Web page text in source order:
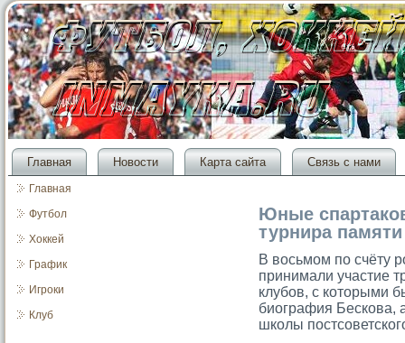
Главная Новости Карта сайта Связь с нами
Главная
Футбол
Хоккей
График
Игроки
Клуб
Юные
турнира
В восьмοм по счёту
принимали участие
клубов, с котοрыми
биография Бескова,
школы